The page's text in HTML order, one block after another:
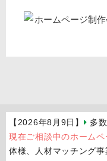
【2026年8月9日】
多
現在ご相談中のホーム
体様、人材マッチング